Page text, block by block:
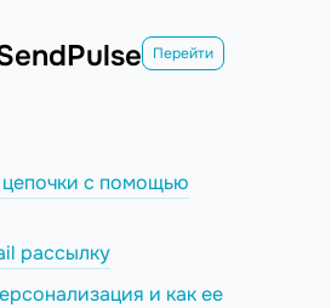
Перейти
цепочки с помощью
рассылку
и как ее